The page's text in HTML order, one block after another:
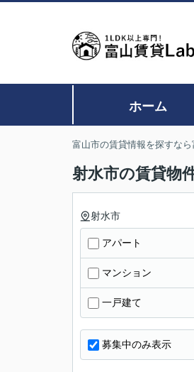
ホーム
富山市の賃貸情報を探すな
射水市の賃貸物
射水市
アパート
マンション
一戸建て
募集中のみ表示